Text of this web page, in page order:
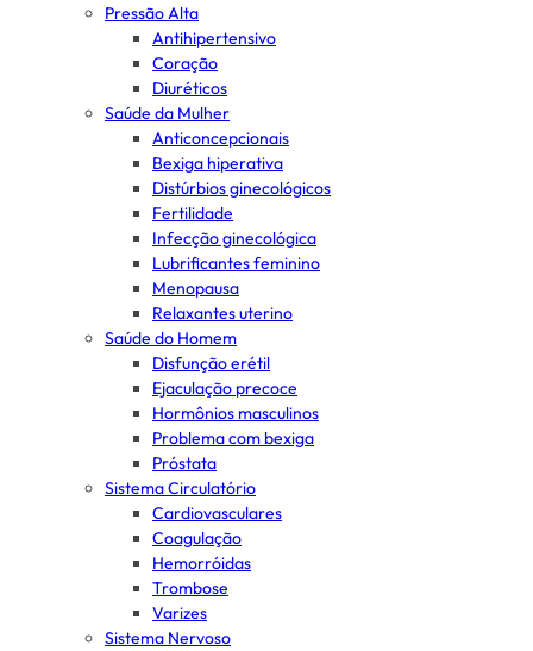
Pressão Alta
Antihipertensivo
Coração
Diuréticos
Saúde da Mulher
Anticoncepcionais
Bexiga hiperativa
Distúrbios ginecológicos
Fertilidade
Infecção ginecológica
Lubrificantes feminino
Menopausa
Relaxantes uterino
Saúde do Homem
Disfunção erétil
Ejaculação precoce
Hormônios masculinos
Problema com bexiga
Próstata
Sistema Circulatório
Cardiovasculares
Coagulação
Hemorróidas
Trombose
Varizes
Sistema Nervoso